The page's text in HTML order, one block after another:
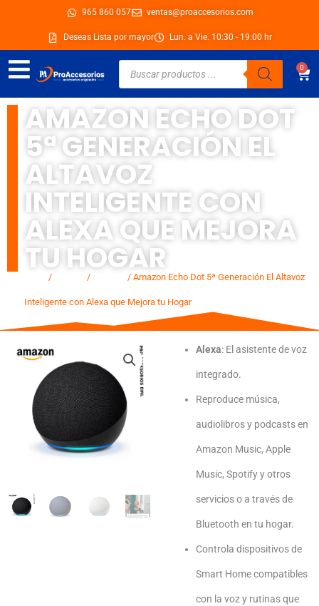
contenido
965 860 057 ventas@proaccesorios.com
Deseas Lista por mayor Lun. a Vie. 10:30 - 19:00 hr
Búsqueda
productos
0
AMAZON ECHO DOT
5ª GENERACIÓN EL
ALTAVOZ
INTELIGENTE CON
ALEXA QUE MEJORA
TU HOGAR
/ / / Amazon Echo Dot 5ª Generación El Altavoz
Inteligente con Alexa que Mejora tu Hogar
Alexa: El asistente de voz
integrado.
Reproduce música,
audiolibros y podcasts en
Amazon Music, Apple
Music, Spotify y otros
servicios o a través de
Bluetooth en tu hogar.
Controla dispositivos de
Smart Home compatibles
con la voz y rutinas que